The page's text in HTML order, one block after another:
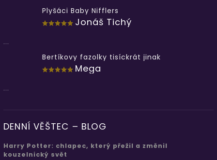
Plyšáci Baby Nifflers
Jonáš Tichý
...
Bertíkovy fazolky tisíckrát jinak
Mega
...
DENNÍ VĚŠTEC – BLOG
Harry Potter: chlapec, který přežil a změnil
kouzelnický svět